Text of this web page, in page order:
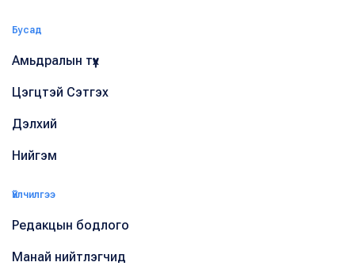
Бусад
Амьдралын түүх
Цэгцтэй Сэтгэх
Дэлхий
Нийгэм
Үйлчилгээ
Редакцын бодлого
Манай нийтлэгчид